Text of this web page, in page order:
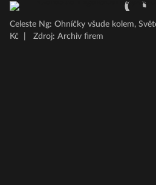
Celeste Ng: Ohníčky všude kolem,
Kč
Zdroj: Archiv firem